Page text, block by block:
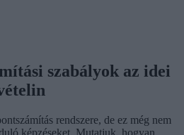
szabályok az idei
rendszere, de ez még nem
képzéseket. Mutatjuk, hogyan